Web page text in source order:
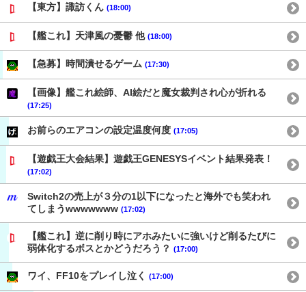
【東方】諏訪くん (18:00)
【艦これ】天津風の憂鬱 他 (18:00)
【急募】時間潰せるゲーム (17:30)
【画像】艦これ絵師、AI絵だと魔女裁判され心が折れる
(17:25)
お前らのエアコンの設定温度何度 (17:05)
【遊戯王大会結果】遊戯王GENESYSイベント結果発表！
(17:02)
Switch2の売上が３分の1以下になったと海外でも笑われ
てしまうwwwwwww (17:02)
【艦これ】逆に削り時にアホみたいに強いけど削るたびに
弱体化するボスとかどうだろう？ (17:00)
ワイ、FF10をプレイし泣く (17:00)